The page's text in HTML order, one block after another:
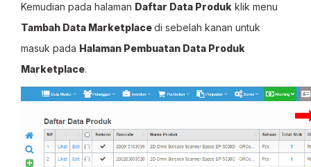
Kemudian pada halaman Daftar Data Produk klik menu
Tambah Data Marketplacedi sebelah kanan untuk
masuk pada Halaman Pembuatan Data Produk
Marketplace.